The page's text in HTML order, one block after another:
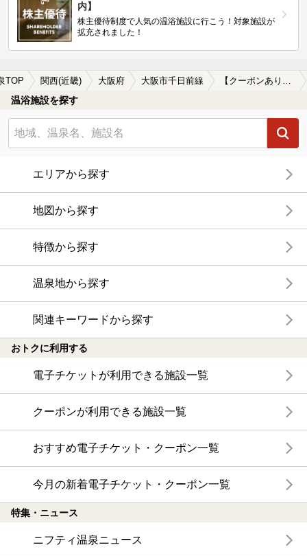
内】
株主優待制度で人気の温浴施設に行こう！対象施設が
拡充されました！
TOP 関西(近畿) 大阪府 大阪市千日前線 【クーポンあり】岩盤浴が楽しめる大阪市千日前線周辺の温泉、日帰り温泉、スーパー銭湯を探す
温浴施設を探す
エリアから探す
地図から探す
特徴から探す
温泉地から探す
関連キーワードから探す
おトクに利用する
電子チケットが利用できる施設一覧
クーポンが利用できる施設一覧
おすすめ電子チケット・クーポン一覧
今月の新着電子チケット・クーポン一覧
特集・ニュース
ニフティ温泉ニュース